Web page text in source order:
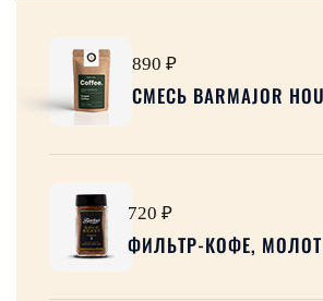
890 ₽
СМЕСЬ BARMAJOR
720 ₽
ФИЛЬТР-КОФЕ,